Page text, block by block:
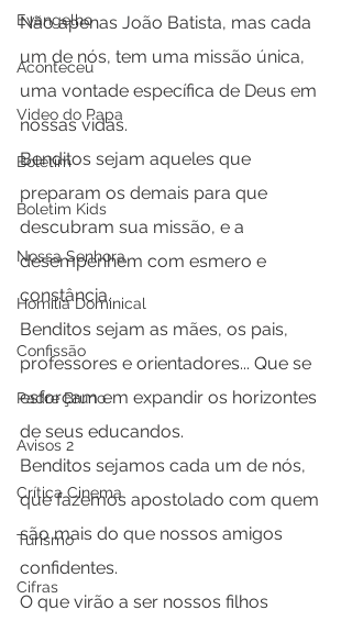
Evangelho
Aconteceu
Video do Papa
Boletim
Boletim Kids
Nossa Senhora
Homilia Dominical
Confissão
Padre Bruno
Avisos 2
Crítica Cinema
Turismo
Cifras
Não apenas João Batista, mas cada
um de nós, tem uma missão única,
uma vontade específica de Deus em
nossas vidas.
Benditos sejam aqueles que
preparam os demais para que
descubram sua missão, e a
desempenhem com esmero e
constância.
Benditos sejam as mães, os pais,
professores e orientadores... Que se
esforçam em expandir os horizontes
de seus educandos.
Benditos sejamos cada um de nós,
que fazemos apostolado com quem
são mais do que nossos amigos
confidentes.
O que virão a ser nossos filhos